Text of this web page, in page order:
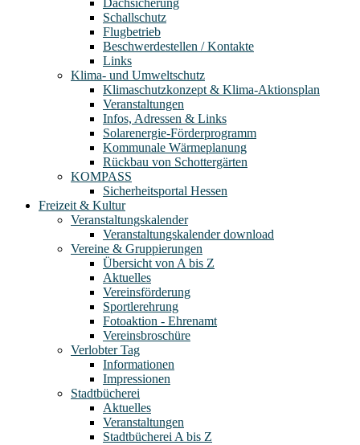
Dachsicherung
Schallschutz
Flugbetrieb
Beschwerdestellen / Kontakte
Links
Klima- und Umweltschutz
Klimaschutzkonzept & Klima-Aktionsplan
Veranstaltungen
Infos, Adressen & Links
Solarenergie-Förderprogramm
Kommunale Wärmeplanung
Rückbau von Schottergärten
KOMPASS
Sicherheitsportal Hessen
Freizeit & Kultur
Veranstaltungskalender
Veranstaltungskalender download
Vereine & Gruppierungen
Übersicht von A bis Z
Aktuelles
Vereinsförderung
Sportlerehrung
Fotoaktion - Ehrenamt
Vereinsbroschüre
Verlobter Tag
Informationen
Impressionen
Stadtbücherei
Aktuelles
Veranstaltungen
Stadtbücherei A bis Z